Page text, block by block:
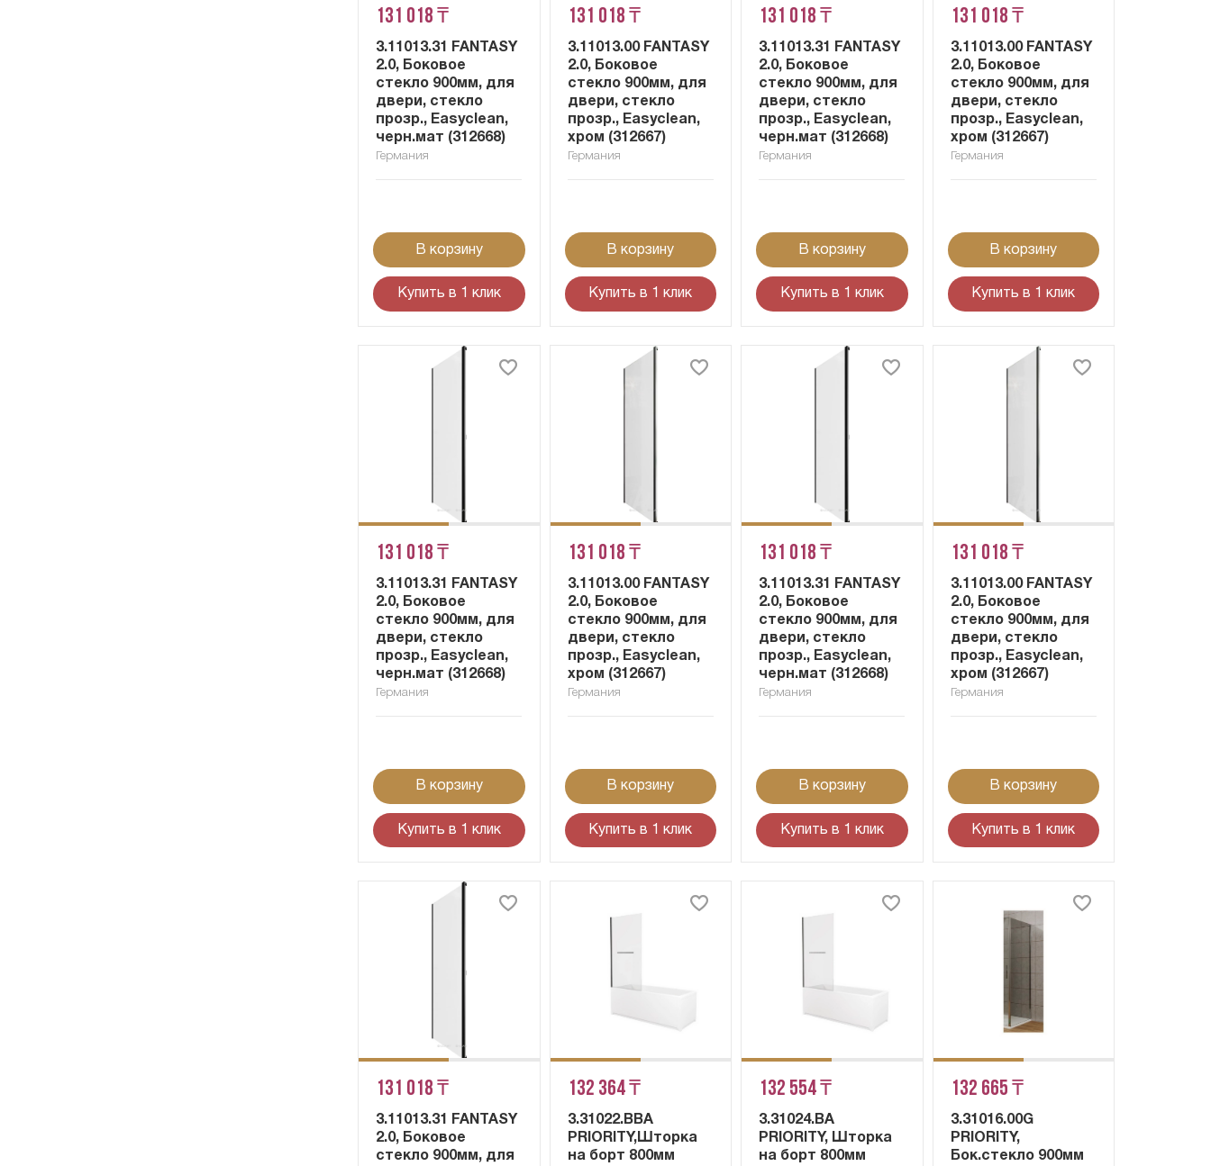
131 018 ₸
3.11013.31 FANTASY
2.0, Боковое
стекло 900мм, для
двери, стекло
прозр., Easyclean,
черн.мат (312668)
Германия
В корзину
Купить в 1 клик
131 018 ₸
3.11013.00 FANTASY
2.0, Боковое
стекло 900мм, для
двери, стекло
прозр., Easyclean,
хром (312667)
Германия
В корзину
Купить в 1 клик
131 018 ₸
3.11013.31 FANTASY
2.0, Боковое
стекло 900мм, для
двери, стекло
прозр., Easyclean,
черн.мат (312668)
Германия
В корзину
Купить в 1 клик
131 018 ₸
3.11013.00 FANTASY
2.0, Боковое
стекло 900мм, для
двери, стекло
прозр., Easyclean,
хром (312667)
Германия
В корзину
Купить в 1 клик
131 018 ₸
3.11013.31 FANTASY
2.0, Боковое
стекло 900мм, для
двери, стекло
прозр., Easyclean,
черн.мат (312668)
Германия
В корзину
Купить в 1 клик
131 018 ₸
3.11013.00 FANTASY
2.0, Боковое
стекло 900мм, для
двери, стекло
прозр., Easyclean,
хром (312667)
Германия
В корзину
Купить в 1 клик
131 018 ₸
3.11013.31 FANTASY
2.0, Боковое
стекло 900мм, для
двери, стекло
прозр., Easyclean,
черн.мат (312668)
Германия
В корзину
Купить в 1 клик
131 018 ₸
3.11013.00 FANTASY
2.0, Боковое
стекло 900мм, для
двери, стекло
прозр., Easyclean,
хром (312667)
Германия
В корзину
Купить в 1 клик
131 018 ₸
3.11013.31 FANTASY
2.0, Боковое
стекло 900мм, для
132 364 ₸
3.31022.BBA
PRIORITY,Шторка
на борт 800мм
132 554 ₸
3.31024.BA
PRIORITY, Шторка
на борт 800мм
132 665 ₸
3.31016.00G
PRIORITY,
Бок.стекло 900мм